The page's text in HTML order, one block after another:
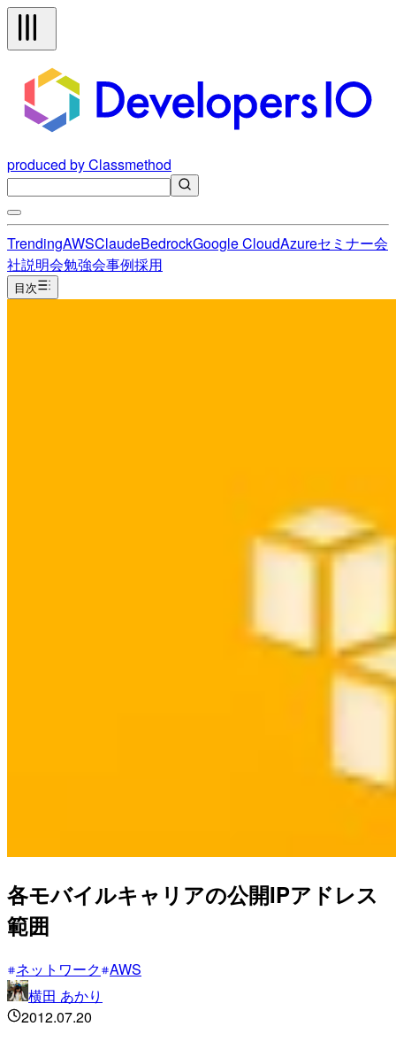
produced by Classmethod
TrendingAWSClaudeBedrockGoogle CloudAzureセミナー会
社説明会勉強会事例採用
目次
各モバイルキャリアの公開IPアドレス
範囲
ネットワーク AWS
横田 あかり
2012.07.20